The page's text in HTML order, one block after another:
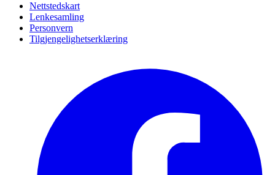
Nettstedskart
Lenkesamling
Personvern
Tilgjengelighetserklæring